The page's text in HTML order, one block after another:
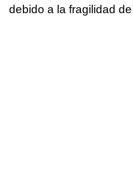
debido a la fragilidad